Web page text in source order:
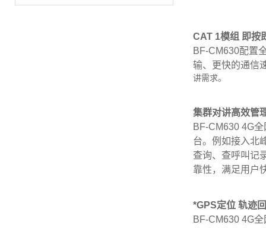
CAT 1模组 即按
BF-CM630配置
输、更快的通信
讲需求。
集群对讲高效管
BF-CM630 4G
台。例如接入北
查询、查呼叫记
靠性，满足用户
*GPS定位 轨迹
BF-CM630 4G